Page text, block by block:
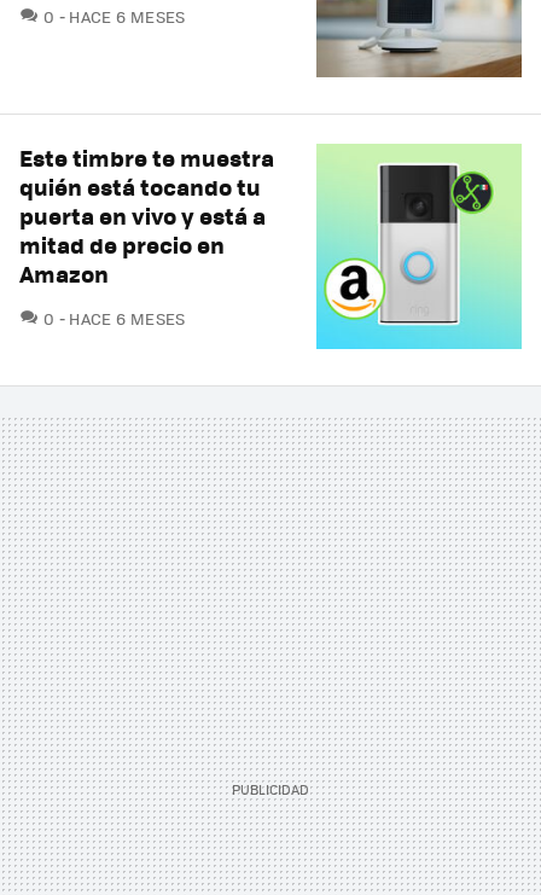
0 COMENTARIOS
HACE 6 MESES
Este timbre te muestra
quién está tocando tu
puerta en vivo y está a
mitad de precio en
Amazon
0 COMENTARIOS
HACE 6 MESES